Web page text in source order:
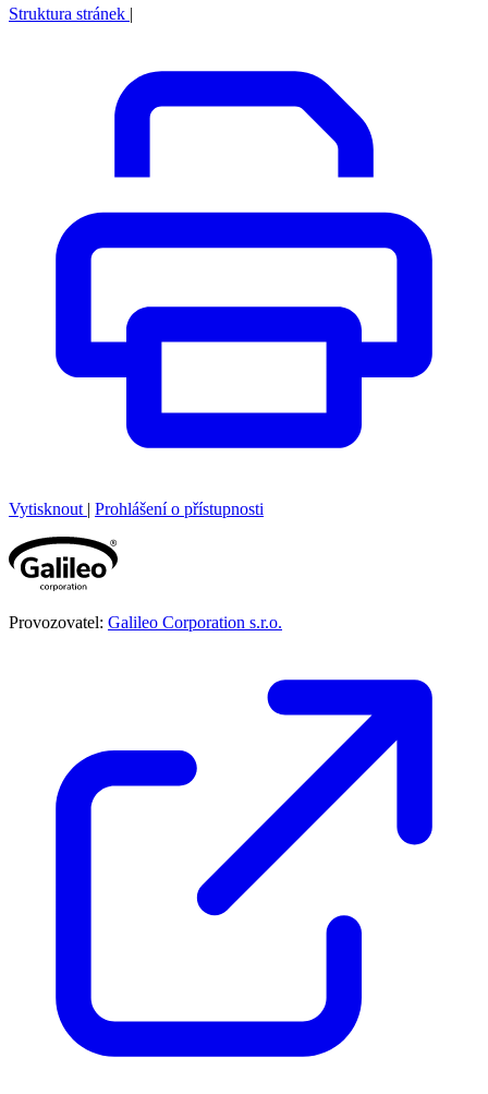
Struktura stránek |
Vytisknout | Prohlášení o přístupnosti
Provozovatel: Galileo Corporation s.r.o.